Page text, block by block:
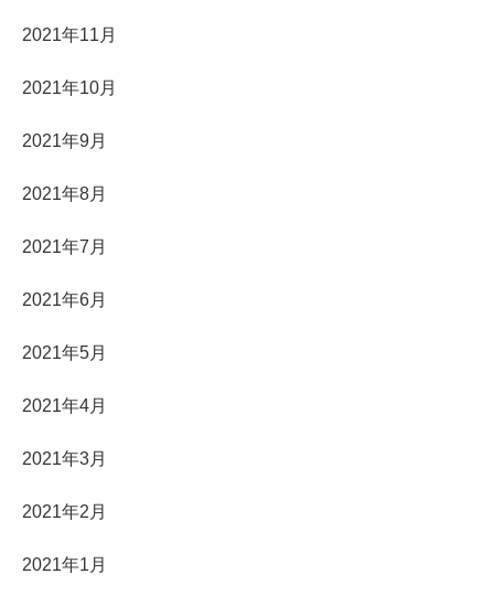
2021年11月
2021年10月
2021年9月
2021年8月
2021年7月
2021年6月
2021年5月
2021年4月
2021年3月
2021年2月
2021年1月